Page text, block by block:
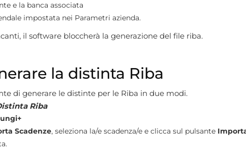
e la banca associata
impostata nei Parametri azienda.
il software bloccherà la generazione del file riba.
la distinta Riba
di generare le distinte per le Riba in due modi.
Riba
Scadenze, seleziona la/e scadenza/e e clicca sul pulsante